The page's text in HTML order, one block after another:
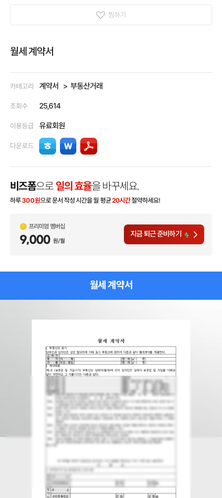
찜하기
월세 계약서
카테고리 계약서 부동산거래
조회수 25,614
이용등급 유료회원
다운로드
비즈폼으로 일의 효율을 바꾸세요.
하루300원으로 문서 작성 시간을 월 평균20시간절약하세요!
프리미엄 멤버십
9,000 원/월
지금 퇴근 준비하기
월세 계약서